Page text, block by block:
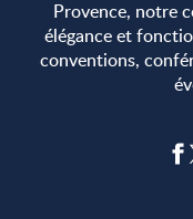
Provence, notre
élégance et
conventions,